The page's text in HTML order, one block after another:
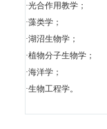
·光合作用教学；
·藻类学；
·湖沼生物学；
·植物分子生物学；
·海洋学；
·生物工程学。